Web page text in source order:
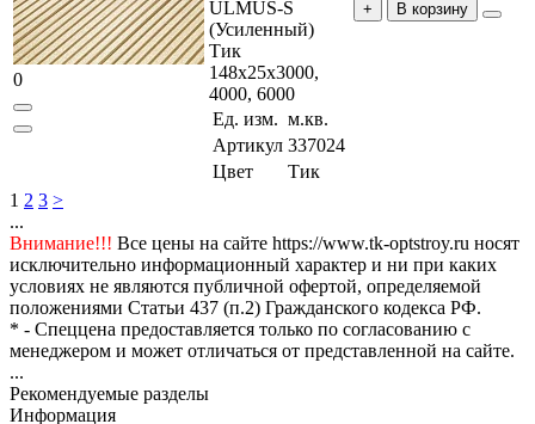
0
ULMUS-S
(Усиленный)
Тик
148x25x3000,
4000, 6000
Ед. изм. м.кв.
Артикул 337024
Цвет
Тик
В корзину
1 2 3 >
...
Внимание!!! Все цены на сайте https://www.tk-optstroy.ru носят
исключительно информационный характер и ни при каких
условиях не являются публичной офертой, определяемой
положениями Статьи 437 (п.2) Гражданского кодекса РФ.
* - Спеццена предоставляется только по согласованию с
менеджером и может отличаться от представленной на сайте.
...
Рекомендуемые разделы
Информация